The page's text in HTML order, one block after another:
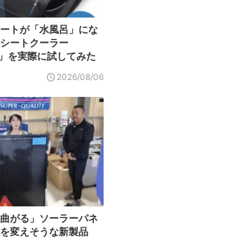
トが「水風呂」にな
ートクーラー
を実際に試してみた
2026/08/06
がる」ソーラーパネ
変えそうな新製品